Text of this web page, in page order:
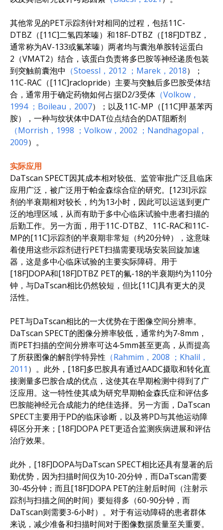
其他常见的PET示踪剂针对相同的过程，包括11C-
DTBZ（[11C]二氢四苯嗪）和18F-DTBZ（[18F]DTBZ，
通常称为AV-133或氟苯嗪）两者均与囊泡单胺转运蛋白
2（VMAT2）结合，该蛋白负责将多巴胺等神经递质包装
到突触前囊泡中 （Stoessl，2012 ；Marek，2018）；
11C-RAC（[11C]raclopride）主要与突触后多巴胺受体结
合，通常用于确定药物如何占据D2/3受体 （Volkow，
1994 ；Boileau，2007）；以及11C-MP（[11C]甲基苯丙
胺），一种与纹状体中DAT位点结合的DAT阻断剂
（Morrish，1998 ；Volkow，2002 ；Nandhagopal，
2009）。
实际应用
DaTscan SPECT因其成本相对较低、监管审批广泛且临床
应用广泛，被广泛用于帕金森综合症的研究。[123I]示踪
剂的半衰期相对较长，约为13小时，因此可以运送到更广
泛的地理区域，从而有助于多中心临床试验中患者扫描的
后勤工作。另一方面，用于11C-DTBZ、11C-RAC和11C-
MP的[11C]示踪剂的半衰期非常短（约20分钟），这意味
着使用这些示踪剂进行PET扫描需要现场安装回旋加速
器，这是多中心临床试验的主要实际障碍。用于
[18F]DOPA和[18F]DTBZ PET的氟-18的半衰期约为110分
钟，与DaTscan相比仍然较短，但比[11C]具有更大的灵
活性。
PET与DaTscan相比的一大优势在于图像空间分辨率。
DaTscan SPECT的图像分辨率较低，通常约为7-8mm，
而PET扫描的空间分辨率可达4-5mm甚至更高，从而提高
了所获图像的解剖学特异性 （Rahmim，2008 ；Khalil，
2011 ）。此外，[18F]多巴胺具有通过AADC摄取和转化直
接测量多巴胺合成的优点，这使其在早期检测中得到了广
泛应用。这一特性使其成为研究早期帕金森氏症和评估多
巴胺能神经元合成能力的绝佳选择。另一方面，DaTscan
SPECT主要用于PD的临床诊断，以及将PD与其他运动障
碍区分开来；[18F]DOPA PET更适合监测疾病进展和评估
治疗效果。
此外，[18F]DOPA与DaTscan SPECT相比还具有显著的后
勤优势，因为扫描时间仅为10-20分钟，而DaTscan需要
30-45分钟；而且[18F]DOPA PET的注射后时间（注射示
踪剂与扫描之间的时间）要短得多（60-90分钟，而
DaTscan则需要3-6小时）。对于有运动障碍的患者群体
来说，减少准备和扫描时间对于图像数据质量至关重要。